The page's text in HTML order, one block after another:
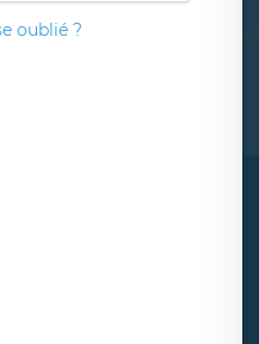
oublié ?